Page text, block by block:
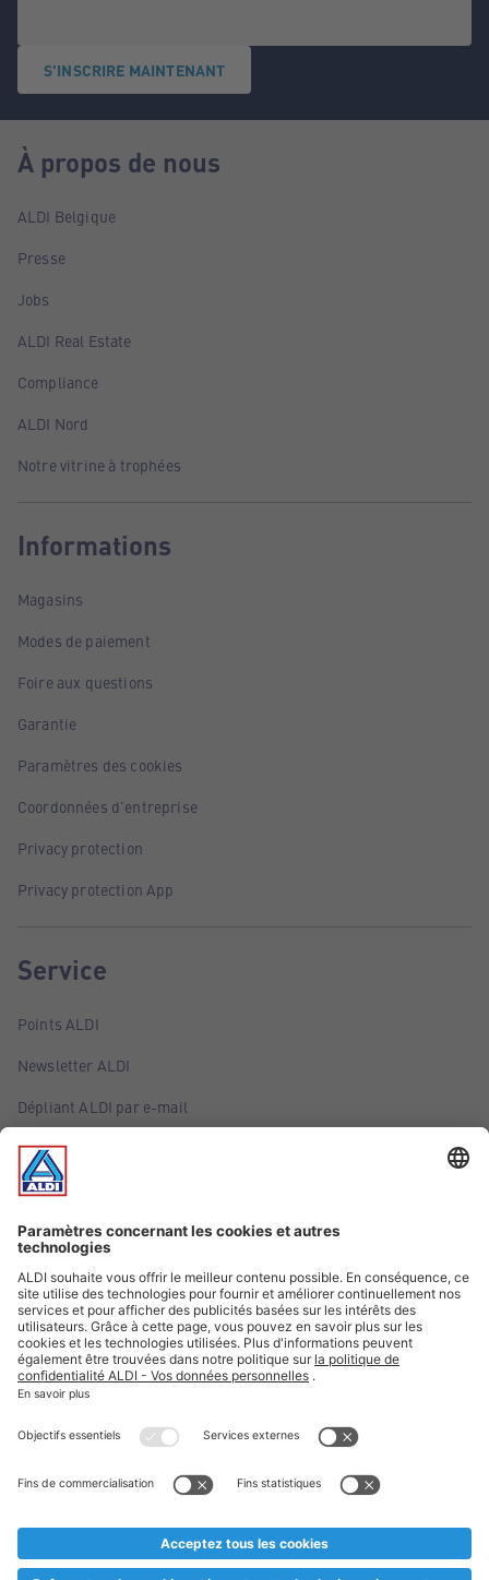
S'INSCRIRE MAINTENANT
À propos de nous
ALDI Belgique
Presse
Jobs
ALDI Real Estate
Compliance
ALDI Nord
Notre vitrine à trophées
Informations
Magasins
Modes de paiement
Foire aux questions
Garantie
Paramètres des cookies
Coordonnées d'entreprise
Privacy protection
Privacy protection App
Service
Points ALDI
Newsletter ALDI
Dépliant ALDI par e-mail
Offres
Infos essentielles
Suivez ALDI Belgique
Textes marqués d'un astérisque et mentions légales
* Nous vendons ces articles temporairement et jusqu'à
au cas où, malgré le planning bien étudié, nous serions
prématurément en rupture de stock. Prix Recupel et TVA incl.
** Sur ce site, l’utilisation de la forme masculine a été adoptée